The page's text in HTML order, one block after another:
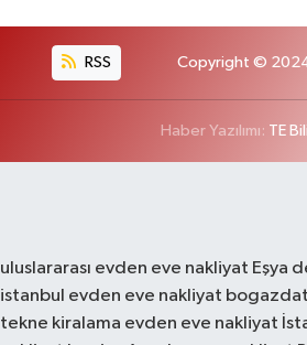
RSS Copyright © 2024.
Haber Yazılımı: TE
uluslararası evden eve nakliyat Eşya
istanbul evden eve nakliyat
tekne kiralama evden eve nakliyat